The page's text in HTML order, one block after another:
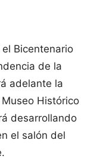
Bicentenario
de la
adelante la
Histórico
desarrollando
el salón del